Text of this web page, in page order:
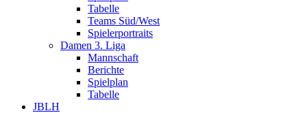
Tabelle
Teams Süd/West
Spielerportraits
Damen 3. Liga
Mannschaft
Berichte
Spielplan
Tabelle
JBLH